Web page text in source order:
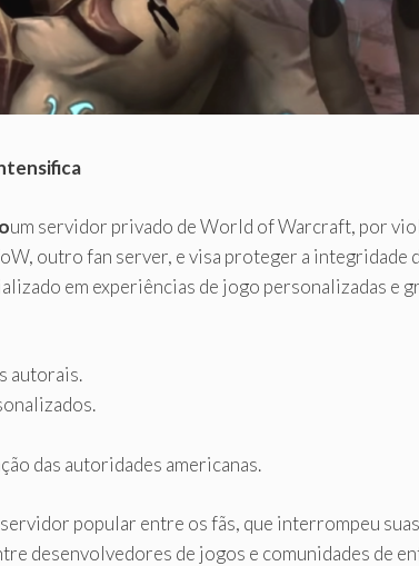
um servidor privado de World of Warcraft, por
outro fan server, e visa proteger a
em experiências de jogo personalizadas e
autorais.
das autoridades americanas.
popular entre os fãs, que interrompeu
desenvolvedores de jogos e comunidades de